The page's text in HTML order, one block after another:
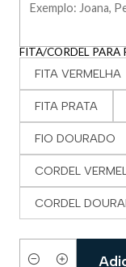
FITA/CORDEL PARA
FITA VERMELHA
FITA PRATA
FIO DOURADO
CORDEL
CORDEL